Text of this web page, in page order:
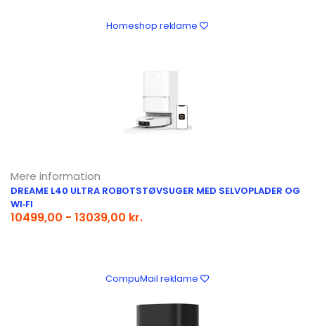
Homeshop reklame
Mere information
DREAME L40 ULTRA ROBOTSTØVSUGER MED SELVOPLADER OG
WI‑FI
10499,00 - 13039,00 kr.
CompuMail reklame